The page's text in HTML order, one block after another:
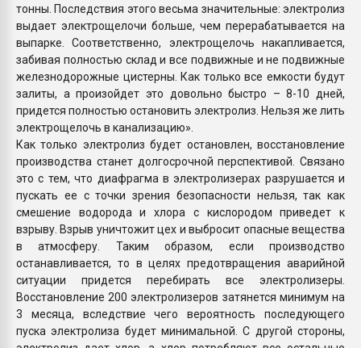
тонны. Последствия этого весьма значительные: электролиз
выдает электрощелочи больше, чем перерабатывается на
выпарке. Соответственно, электрощелочь накапливается,
забивая полностью склад и все подвижные и не подвижные
железнодорожные цистерны. Как только все емкости будут
залиты, а произойдет это довольно быстро – 8-10 дней,
придется полностью остановить электролиз. Нельзя же лить
электрощелочь в канализацию».
Как только электролиз будет остановлен, восстановление
производства станет долгосрочной перспективой. Связано
это с тем, что диафрагма в электролизерах разрушается и
пускать ее с точки зрения безопасности нельзя, так как
смешение водорода и хлора с кислородом приведет к
взрыву. Взрыв уничтожит цех и выбросит опасные вещества
в атмосферу. Таким образом, если производство
останавливается, то в целях предотвращения аварийной
ситуации придется перебирать все электролизеры.
Восстановление 200 электролизеров затянется минимум на
3 месяца, вследствие чего вероятность последующего
пуска электролиза будет минимальной. С другой стороны,